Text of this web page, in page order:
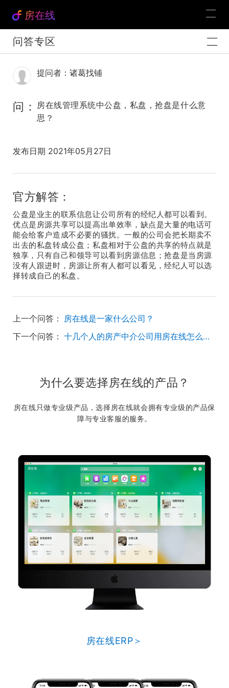
房在线
问答专区
提问者：诸葛找铺
问：
房在线管理系统中公盘，私盘，抢盘是什么意
思？
发布日期 2021年05月27日
官方解答：
公盘是业主的联系信息让公司所有的经纪人都可以看到。
优点是房源共享可以提高出单效率，缺点是大量的电话可
能会给客户造成不必要的骚扰。一般的公司会把长期卖不
出去的私盘转成公盘；私盘相对于公盘的共享的特点就是
独享，只有自己和领导可以看到房源信息；抢盘是当房源
没有人跟进时，房源让所有人都可以看见，经纪人可以选
择转成自己的私盘。
上一个问答： 房在线是一家什么公司？
下一个问答：
十几个人的房产中介公司用房在线怎么样？
为什么要选择房在线的产品？
房在线只做专业级产品，选择房在线就会拥有专业级的产品保
障与专业客服的服务。
房在线ERP＞